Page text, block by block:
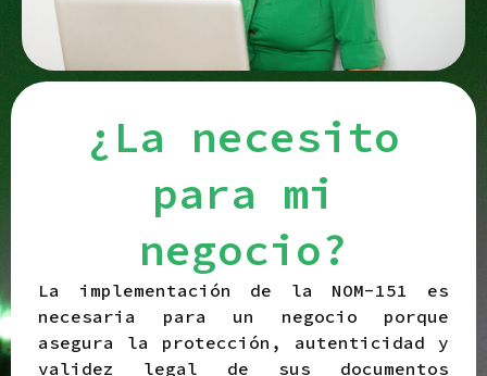
¿La necesito
para mi
negocio?
La implementación de la NOM-151 es
necesaria para un negocio porque
asegura la protección, autenticidad y
validez legal de sus documentos